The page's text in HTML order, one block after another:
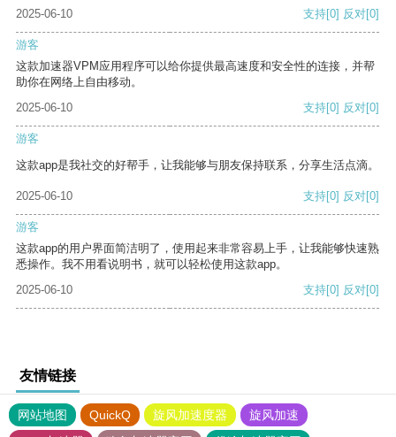
2025-06-10 支持[0] 反对[0]
游客
这款加速器VPM应用程序可以给你提供最高速度和安全性的连接，并帮
助你在网络上自由移动。
2025-06-10
支持[0] 反对[0]
游客
这款app是我社交的好帮手，让我能够与朋友保持联系，分享生活点滴。
2025-06-10 支持[0] 反对[0]
游客
这款app的用户界面简洁明了，使用起来非常容易上手，让我能够快速熟
悉操作。我不用看说明书，就可以轻松使用这款app。
2025-06-10
支持[0] 反对[0]
友情链接
网站地图 QuickQ 旋风加速度器
旋风加速